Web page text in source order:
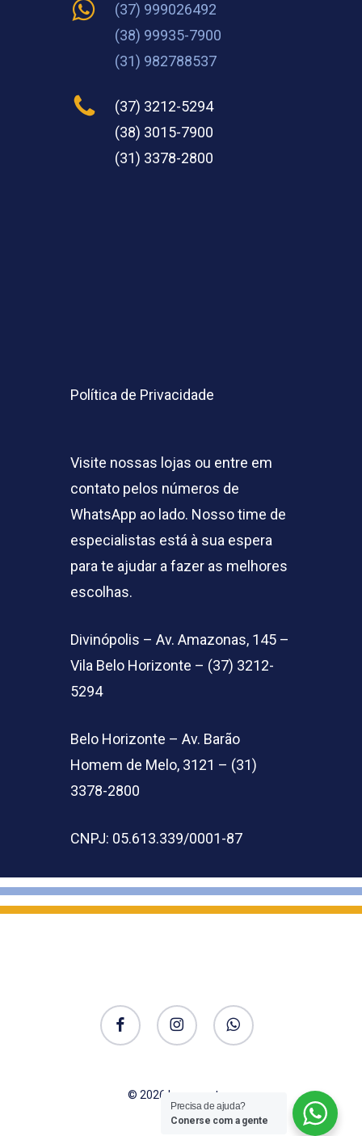
(37) 999026492
(38) 99935-7900
(31) 982788537
(37) 3212-5294
(38) 3015-7900
(31) 3378-2800
Política de Privacidade
Visite nossas lojas ou entre em
contato pelos números de
WhatsApp ao lado. Nosso time de
especialistas está à sua espera
para te ajudar a fazer as melhores
escolhas.
Divinópolis – Av. Amazonas, 145 –
Vila Belo Horizonte – (37) 3212-
5294
Belo Horizonte – Av. Barão
Homem de Melo, 3121 – (31)
3378-2800
CNPJ: 05.613.339/0001-87
facebook instagram whatsapp
© 2026 Impermatex.
Precisa de ajuda?
Conerse com a gente